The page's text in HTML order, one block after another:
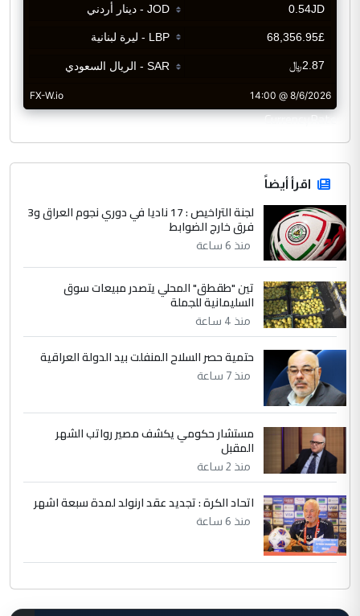
CurrencyRate
اقرأ أيضاً
لجنة التراخيص : 17 ناديا في دوري نجوم العراق و3
فرق خارج الضوابط
منذ 6 ساعة
تين "طقطق" المحلي يتصدر مبيعات سوق
السليمانية للجملة
منذ 4 ساعة
حتمية حصر السلاح المنفلت بيد الدولة العراقية
منذ 7 ساعة
مستشار حكومي يكشف مصير رواتب الشهر
المقبل
منذ 2 ساعة
اتحاد الكرة : تجديد عقد ارنولد لمدة سبعة اشهر
منذ 6 ساعة